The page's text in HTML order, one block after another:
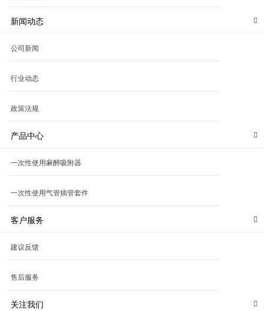
新闻动态
公司新闻
行业动态
政策法规
产品中心
一次性使用麻醉吸附器
一次性使用气管插管套件
客户服务
建议反馈
售后服务
关注我们